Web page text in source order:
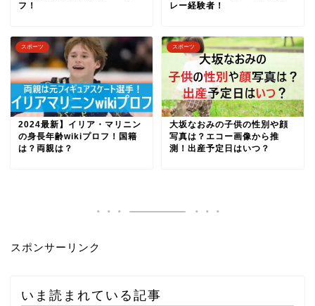
フ！
レー経験者！
スポーツ
2024最新】イリア・マリニン
の身長年齢wikiプロフ！国籍
は？両親は？
スポーツ
大坂なおみの子供の性別や顔
写真は？エコー画像から推
測！出産予定日はいつ？
スポンサーリンク
いま読まれている記事